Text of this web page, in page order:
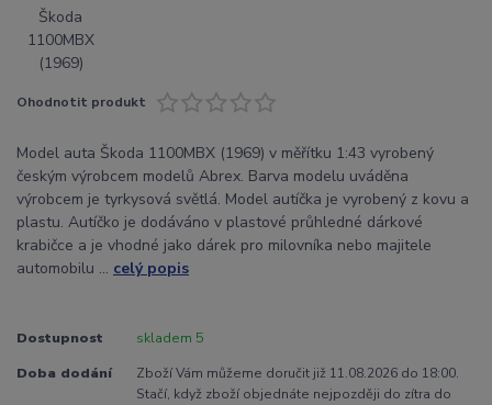
Ohodnotit produkt
Model auta Škoda 1100MBX (1969) v měřítku 1:43 vyrobený
českým výrobcem modelů Abrex. Barva modelu uváděna
výrobcem je tyrkysová světlá. Model autíčka je vyrobený z kovu a
plastu. Autíčko je dodáváno v plastové průhledné dárkové
krabičce a je vhodné jako dárek pro milovníka nebo majitele
automobilu ... celý popis
Dostupnost skladem 5
Doba dodání
Zboží Vám můžeme doručit již 11.08.2026 do 18:00.
Stačí, když zboží objednáte nejpozději do zítra do